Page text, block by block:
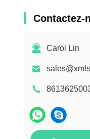
Contactez-
Carol Lin